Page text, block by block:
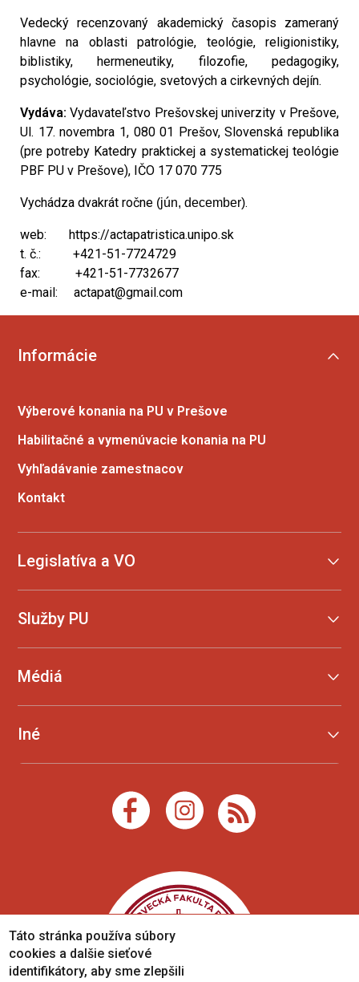
Vedecký recenzovaný akademický časopis zameraný
hlavne na oblasti patro­ló­gie, teológie, religionistiky,
biblistiky, hermeneutiky, filozofie, pedagogiky,
psychológie, sociológie, svetových a cirkevných dejín.
Vydáva: Vydavateľstvo Prešovskej univerzity v Prešove,
Ul. 17. novembra 1, 080 01 Prešov, Slovenská republika
(pre potreby Katedry praktickej a systema­tic­kej teológie
PBF PU v Prešove), IČO 17 070 775
Vychádza dvakrát ročne (jún, december).
web: https://actapatristica.unipo.sk
t. č.:
+421-51-7724729
fax:
+421-51-7732677
e-mail:
actapat@gmail.com
Informácie
Výberové konania na PU v Prešove
Habilitačné a vymenúvacie konania na PU
Vyhľadávanie zamestnacov
Kontakt
Legislatíva a VO
Služby PU
Médiá
Iné
Táto stránka používa súbory
cookies a dalšie sieťové
identifikátory, aby sme zlepšili